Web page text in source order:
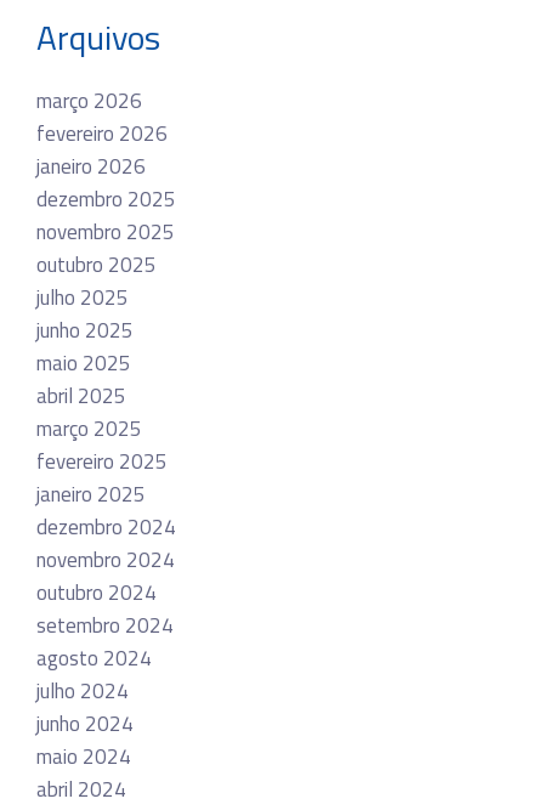
Arquivos
março 2026
fevereiro 2026
janeiro 2026
dezembro 2025
novembro 2025
outubro 2025
julho 2025
junho 2025
maio 2025
abril 2025
março 2025
fevereiro 2025
janeiro 2025
dezembro 2024
novembro 2024
outubro 2024
setembro 2024
agosto 2024
julho 2024
junho 2024
maio 2024
abril 2024